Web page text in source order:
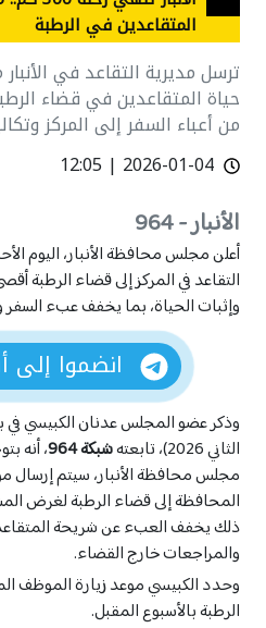
بابل
البصرة
بغداد
دهوك
ديالى
ذي قار
السليمانية
صلاح الدين
كربلاء
كركوك
المثنى
ميسان
النجف
نينوى
واسط
حلبجة
تقارير
أفلام
كوردى
الاشعارات
بابل
البصرة
بغداد
دهوك
ديالى
ذي قار
السليمانية
صلاح الدين
كربلاء
كركوك
المثنى
ميسان
النجف
نينوى
واسط
حلبجة
تقارير
أفلام
كوردى
الاشعارات
المتقاعدين في الرطبة
ترسل مديرية التقاعد في
من أعباء السفر إلى المركز
2026-01-04 | 12:05
الأنبار - 964
أعلن مجلس محافظة الأنبار، اليوم
التقاعد في المركز إلى قضاء الرطبة
وإثبات الحياة، بما يخفف عبء
انضموا إلى
الثاني 2026)، تابعته
شبكة 964
، أنه
مجلس محافظة الأنبار، سيتم إرسال
المحافظة إلى قضاء الرطبة لغرض
ذلك يخفف العبء عن شريحة
والمراجعات خارج القضاء.
وحدد الكبيسي موعد زيارة الموظف
الرطبة بالأسبوع المقبل.